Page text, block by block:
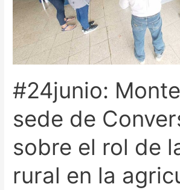
#24junio:
sede de
sobre el rol de
rural en la
Conversatorio
sobre
rol
la
mujer
rural
en
la
familiar